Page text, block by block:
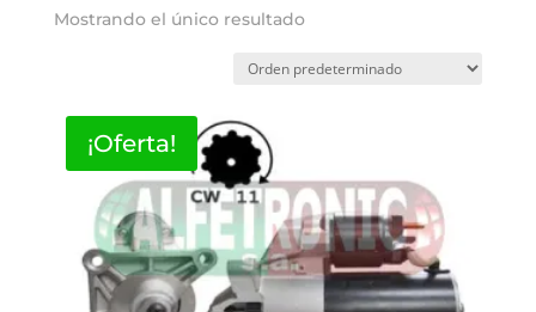
Mostrando el único resultado
¡Oferta!